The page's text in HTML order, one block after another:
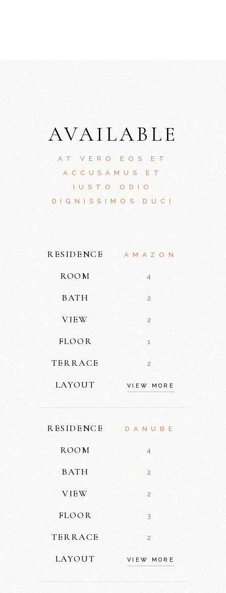
AVAILABLE
AT VERO EOS ET
ACCUSAMUS ET
IUSTO ODIO
DIGNISSIMOS DUCI
RESIDENCE AMAZON
ROOM 4
BATH 2
VIEW 2
FLOOR 1
TERRACE 2
LAYOUT VIEW MORE
RESIDENCE DANUBE
ROOM 4
BATH 2
VIEW 2
FLOOR 3
TERRACE 2
LAYOUT VIEW MORE